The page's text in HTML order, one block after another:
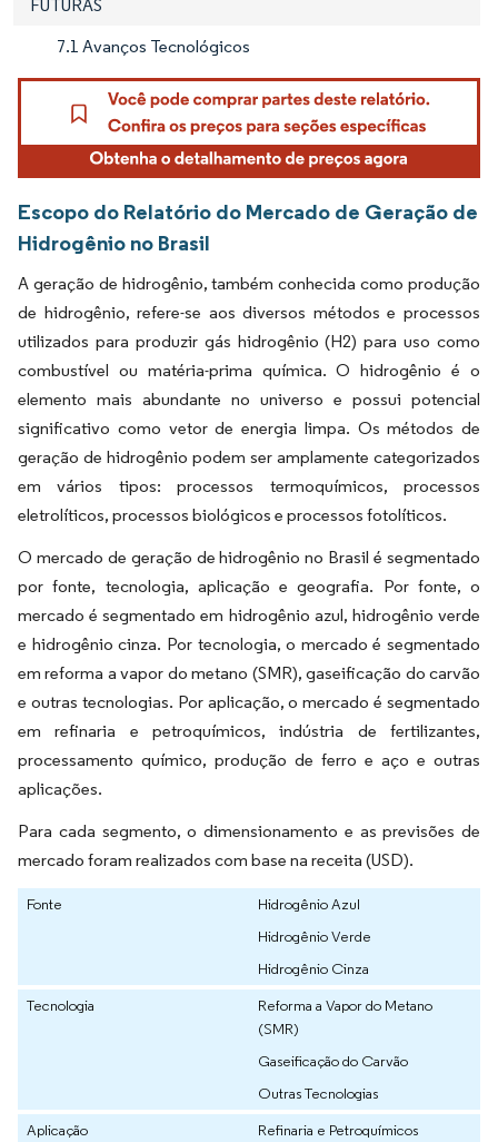
FUTURAS
7.1 Avanços Tecnológicos
Escopo do Relatório do Mercado de Geração de
Hidrogênio no Brasil
A geração de hidrogênio, também conhecida como produção
de hidrogênio, refere-se aos diversos métodos e processos
utilizados para produzir gás hidrogênio (H2) para uso como
combustível ou matéria-prima química. O hidrogênio é o
elemento mais abundante no universo e possui potencial
significativo como vetor de energia limpa. Os métodos de
geração de hidrogênio podem ser amplamente categorizados
em vários tipos: processos termoquímicos, processos
eletrolíticos, processos biológicos e processos fotolíticos.
O mercado de geração de hidrogênio no Brasil é segmentado
por fonte, tecnologia, aplicação e geografia. Por fonte, o
mercado é segmentado em hidrogênio azul, hidrogênio verde
e hidrogênio cinza. Por tecnologia, o mercado é segmentado
em reforma a vapor do metano (SMR), gaseificação do carvão
e outras tecnologias. Por aplicação, o mercado é segmentado
em refinaria e petroquímicos, indústria de fertilizantes,
processamento químico, produção de ferro e aço e outras
aplicações.
Para cada segmento, o dimensionamento e as previsões de
mercado foram realizados com base na receita (USD).
Fonte
Hidrogênio Azul
Hidrogênio Verde
Hidrogênio Cinza
Tecnologia
Reforma a Vapor do Metano
(SMR)
Gaseificação do Carvão
Outras Tecnologias
Aplicação
Refinaria e Petroquímicos